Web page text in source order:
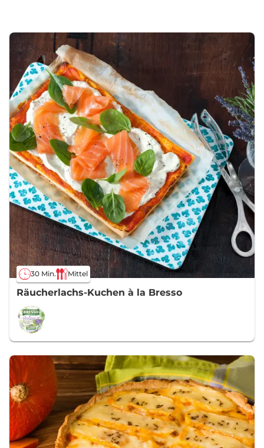
30 Min. Mittel
Räucherlachs-Kuchen à la Bresso